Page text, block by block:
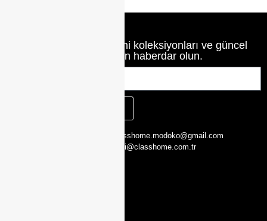
Class Home’un en yeni koleksiyonları ve güncel
haberlerinden haberdar olun.
classhome.modoko@gmail.com
bilgi@classhome.com.tr